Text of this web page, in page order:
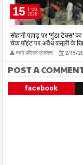
15 Feb
2026
सोहागी पहाड़ पर 'गुंडा टैक्स'
चेक पॉइंट पर अवैध वसूली के
भड़के चालक,
दबंग पब्लिक प्रवक्ता 2/15/
POST A
facebook